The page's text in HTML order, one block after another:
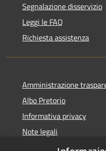
Segnalazione disservizio
Leggi le FAQ
Richiesta assistenza
Amministrazione
Albo Pretorio
Informativa privacy
Note legali
Dichiarazione di